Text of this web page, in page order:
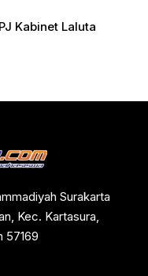
Kabinet Laluta
Surakarta
Kec. Kartasura,
57169